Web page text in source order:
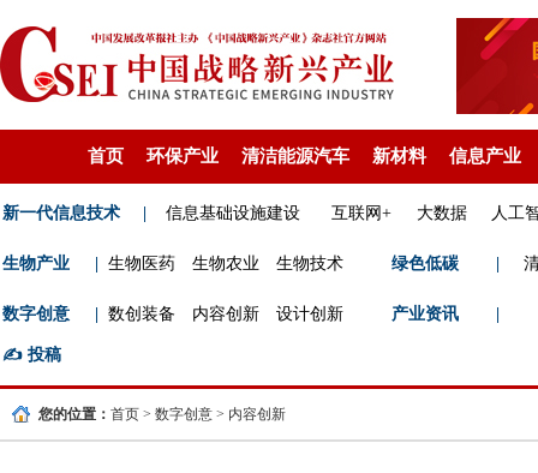
首页 环保产业 清洁能源汽车 新材料 信息产业
新一代信息技术 信息基础设施建设 互联网+ 大数据 人工
生物产业 生物医药 生物农业 生物技术 绿色低碳
数字创意 数创装备 内容创新 设计创新 产业资讯
✍️ 投稿
您的位置： 首页 > 数字创意 > 内容创新